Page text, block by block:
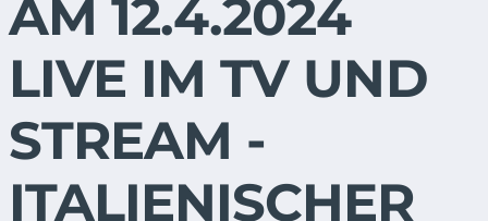
AM 12.4.2024
LIVE IM TV UND
STREAM -
ITALIENISCHER